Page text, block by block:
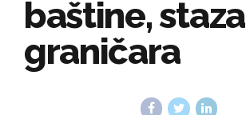
baštine, staza
graničara